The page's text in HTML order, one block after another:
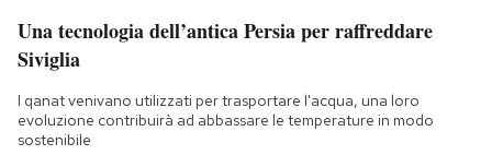
Una tecnologia dell’antica Persia per raffreddare
Siviglia
I qanat venivano utilizzati per trasportare l'acqua, una loro
evoluzione contribuirà ad abbassare le temperature in modo
sostenibile